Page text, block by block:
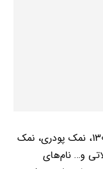
نمک مش 110، نمک مش 120، نمک مش 130، نمک پودری، نمک
و… نام‌های